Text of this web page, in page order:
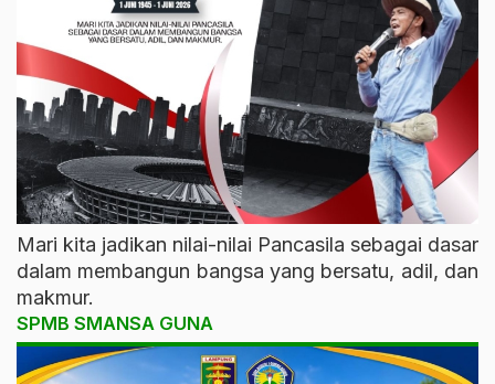
Mari kita jadikan nilai-nilai Pancasila sebagai dasar
dalam membangun bangsa yang bersatu, adil, dan
makmur.
SPMB SMANSA GUNA